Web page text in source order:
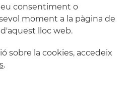
consentiment o
moment a la pàgina de
lloc web.
sobre la cookies, accedeix
.